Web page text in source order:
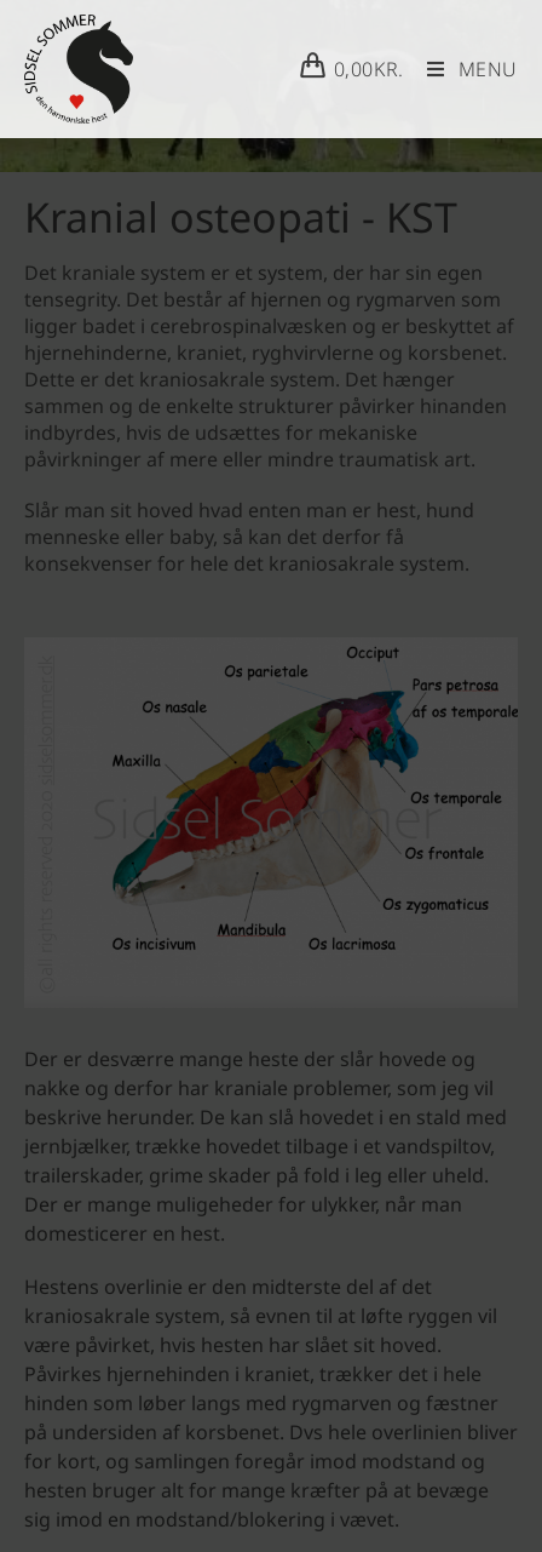
0,00KR. MENU
Kranial osteopati - KST
Det kraniale system er et system, der har sin egen
tensegrity. Det består af hjernen og rygmarven som
ligger badet i cerebrospinalvæsken og er beskyttet af
hjernehinderne, kraniet, ryghvirvlerne og korsbenet.
Dette er det kraniosakrale system. Det hænger
sammen og de enkelte strukturer påvirker hinanden
indbyrdes, hvis de udsættes for mekaniske
påvirkninger af mere eller mindre traumatisk art.
Slår man sit hoved hvad enten man er hest, hund
menneske eller baby, så kan det derfor få
konsekvenser for hele det kraniosakrale system.
Der er desværre mange heste der slår hovede og
nakke og derfor har kraniale problemer, som jeg vil
beskrive herunder. De kan slå hovedet i en stald med
jernbjælker, trække hovedet tilbage i et vandspiltov,
trailerskader, grime skader på fold i leg eller uheld.
Der er mange muligeheder for ulykker, når man
domesticerer en hest.
Hestens overlinie er den midterste del af det
kraniosakrale system, så evnen til at løfte ryggen vil
være påvirket, hvis hesten har slået sit hoved.
Påvirkes hjernehinden i kraniet, trækker det i hele
hinden som løber langs med rygmarven og fæstner
på undersiden af korsbenet. Dvs hele overlinien bliver
for kort, og samlingen foregår imod modstand og
hesten bruger alt for mange kræfter på at bevæge
sig imod en modstand/blokering i vævet.